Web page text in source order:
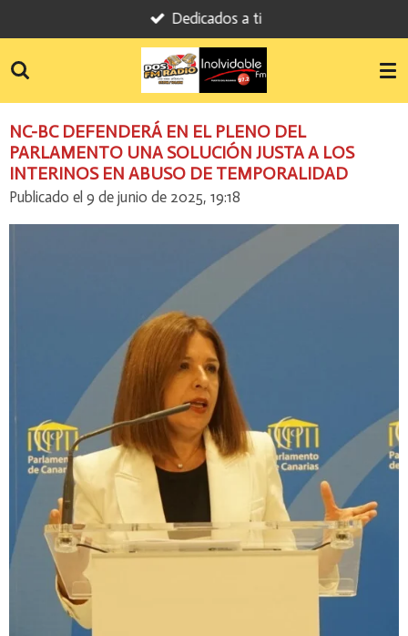
al
contenido
Dedicados a ti
NC-BC DEFENDERÁ EN EL PLENO DEL
PARLAMENTO UNA SOLUCIÓN JUSTA A LOS
INTERINOS EN ABUSO DE TEMPORALIDAD
Publicado el 9 de junio de 2025, 19:18